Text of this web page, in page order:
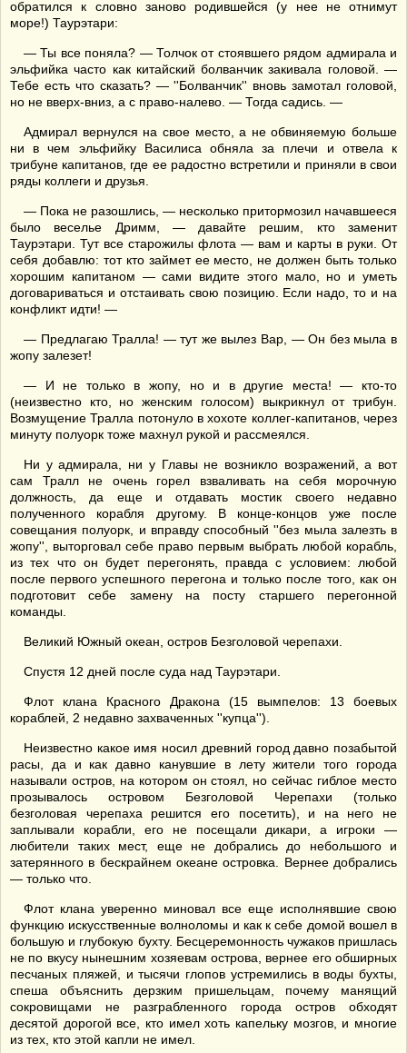
обратился к словно заново родившейся (у нее не отнимут
море!) Таурэтари:
— Ты все поняла? — Толчок от стоявшего рядом адмирала и
эльфийка часто как китайский болванчик закивала головой. —
Тебе есть что сказать? — ''Болванчик'' вновь замотал головой,
но не вверх-вниз, а с право-налево. — Тогда садись. —
Адмирал вернулся на свое место, а не обвиняемую больше
ни в чем эльфийку Василиса обняла за плечи и отвела к
трибуне капитанов, где ее радостно встретили и приняли в свои
ряды коллеги и друзья.
— Пока не разошлись, — несколько притормозил начавшееся
было веселье Дримм, — давайте решим, кто заменит
Таурэтари. Тут все старожилы флота — вам и карты в руки. От
себя добавлю: тот кто займет ее место, не должен быть только
хорошим капитаном — сами видите этого мало, но и уметь
договариваться и отстаивать свою позицию. Если надо, то и на
конфликт идти! —
— Предлагаю Тралла! — тут же вылез Вар, — Он без мыла в
жопу залезет!
— И не только в жопу, но и в другие места! — кто-то
(неизвестно кто, но женским голосом) выкрикнул от трибун.
Возмущение Тралла потонуло в хохоте коллег-капитанов, через
минуту полуорк тоже махнул рукой и рассмеялся.
Ни у адмирала, ни у Главы не возникло возражений, а вот
сам Тралл не очень горел взваливать на себя морочную
должность, да еще и отдавать мостик своего недавно
полученного корабля другому. В конце-концов уже после
совещания полуорк, и вправду способный ''без мыла залезть в
жопу'', выторговал себе право первым выбрать любой корабль,
из тех что он будет перегонять, правда с условием: любой
после первого успешного перегона и только после того, как он
подготовит себе замену на посту старшего перегонной
команды.
Великий Южный океан, остров Безголовой черепахи.
Спустя 12 дней после суда над Таурэтари.
Флот клана Красного Дракона (15 вымпелов: 13 боевых
кораблей, 2 недавно захваченных ''купца'').
Неизвестно какое имя носил древний город давно позабытой
расы, да и как давно канувшие в лету жители того города
называли остров, на котором он стоял, но сейчас гиблое место
прозывалось островом Безголовой Черепахи (только
безголовая черепаха решится его посетить), и на него не
заплывали корабли, его не посещали дикари, а игроки —
любители таких мест, еще не добрались до небольшого и
затерянного в бескрайнем океане островка. Вернее добрались
— только что.
Флот клана уверенно миновал все еще исполнявшие свою
функцию искусственные волноломы и как к себе домой вошел в
большую и глубокую бухту. Бесцеремонность чужаков пришлась
не по вкусу нынешним хозяевам острова, вернее его обширных
песчаных пляжей, и тысячи глопов устремились в воды бухты,
спеша объяснить дерзким пришельцам, почему манящий
сокровищами не разграбленного города остров обходят
десятой дорогой все, кто имел хоть капельку мозгов, и многие
из тех, кто этой капли не имел.